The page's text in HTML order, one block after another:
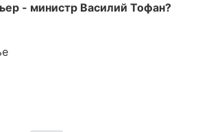
- министр Василий Тофан?